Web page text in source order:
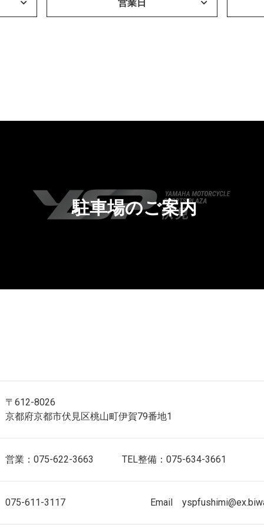
営業日
駐車場のご案内
〒612-8026
京都府京都市伏見区桃山町伊賀79番地1
営業：075-622-3663 TEL整備：075-634-3661
075-611-3117 Email